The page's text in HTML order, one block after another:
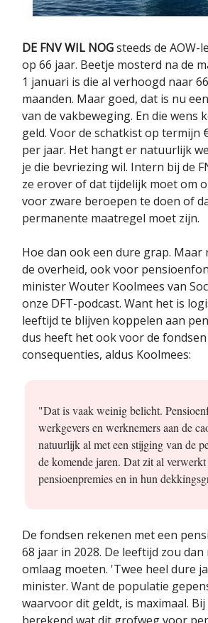
DE FNV WIL NOGsteeds de AOW-
op 66 jaar. Beetje mosterd na de
1 januari is die al verhoogd naar
maanden. Maar goed, dat is nu
van de vakbeweging. En die wens
geld. Voor de schatkist op termijn
per jaar. Het hangt er natuurlijk
je die bevriezing wil. Intern bij de
ze erover of dat tijdelijk moet om
voor zware beroepen te doen of
permanente maatregel moet zijn.
Hoe dan ook een dure grap. Maar
de overheid, ook voor
minister Wouter Koolmees van
onze DFT-podcast. Want het is
leeftijd te blijven koppelen aan
dus heeft het ook voor de
consequenties, aldus Koolmees:
"Dat is vaak weinig belicht.
werkgevers en werknemers aan de
natuurlijk al met een stijging van de
de komende jaren. Dat zit al
pensioenpremies en in hun
De fondsen rekenen met een
68 jaar in 2028. De leeftijd zou
omlaag moeten. 'Twee heel dure
minister. Want de populatie
waarvoor dit geldt, is maximaal.